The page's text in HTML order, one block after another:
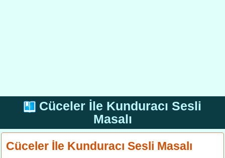
Cüceler İle Kunduracı Sesli
Masalı
Cüceler İle Kunduracı Sesli Masalı